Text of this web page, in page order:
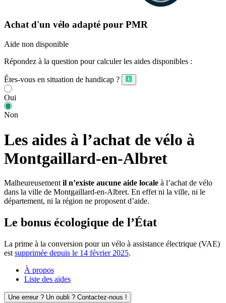
Achat d'un vélo adapté pour PMR
Aide non disponible
Répondez à la question pour calculer les aides disponibles :
Êtes-vous en situation de handicap ?
Oui
Non
Les aides à l’achat de vélo à
Montgaillard-en-Albret
Malheureusement il n’existe aucune aide locale à l’achat de vélo
dans la ville de Montgaillard-en-Albret. En effet ni la ville, ni le
département, ni la région ne proposent d’aide.
Le bonus écologique de l’État
La prime à la conversion pour un vélo à assistance électrique (VAE)
est supprimée depuis le 14 février 2025.
À propos
Liste des aides
Une erreur ? Un oubli ? Contactez-nous !